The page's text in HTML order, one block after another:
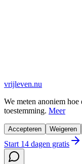
vrijleven.nu
We meten anoniem
toestemming. Meer
Accepteren Weigeren
Start 14 dagen gratis